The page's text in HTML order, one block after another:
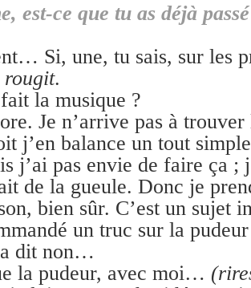
est-ce que tu as déjà
Si, une, tu sais, sur les
.
la musique ?
Je n’arrive pas à
j’en balance un tout
j’ai pas envie de faire ça ;
de la gueule. Donc je
bien sûr. C’est un sujet
un truc sur la pudeur
dit non…
la pudeur, avec moi…